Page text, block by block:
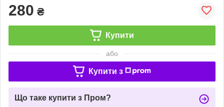
280 ₴
Купити
або
Купити з
Що таке купити з Пром?